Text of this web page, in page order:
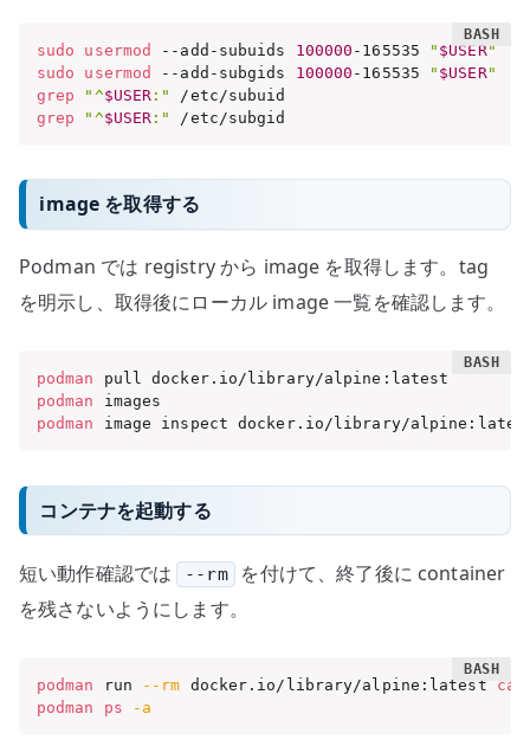
sudo usermod --add-subuids 100000 -165535 " $USER"
sudo
usermod --add-subgids 100000 -165535 " $USER"
grep
"^$USER :"
grep
"^$USER :" /etc/subgid
image を取得する
Podman では registry から image を取得します。tag
を明示し、取得後にローカル image 一覧を確認します。
podman
podman
podman
image inspect docker.io/library/
コンテナを起動する
短い動作確認では --rm
を付けて、終了後に container
を残さないようにします。
podman run --rm docker.io/library/alpine:latest cat
podman
ps -a